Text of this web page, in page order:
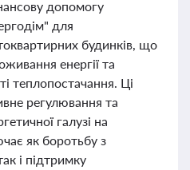
допомогу
для
будинків, що
енергії та
теплопостачання. Ці
регулювання та
галузі на
як боротьбу з
і підтримку